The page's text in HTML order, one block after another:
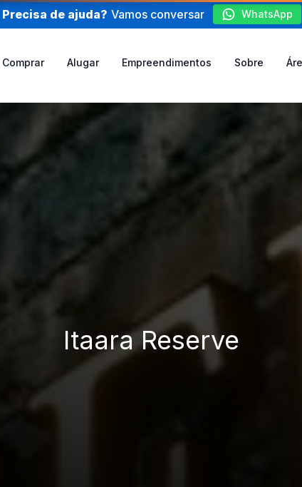
Precisa de ajuda? Vamos conversar WhatsApp
Comprar Alugar Empreendimentos Sobre
Itaara Reserve